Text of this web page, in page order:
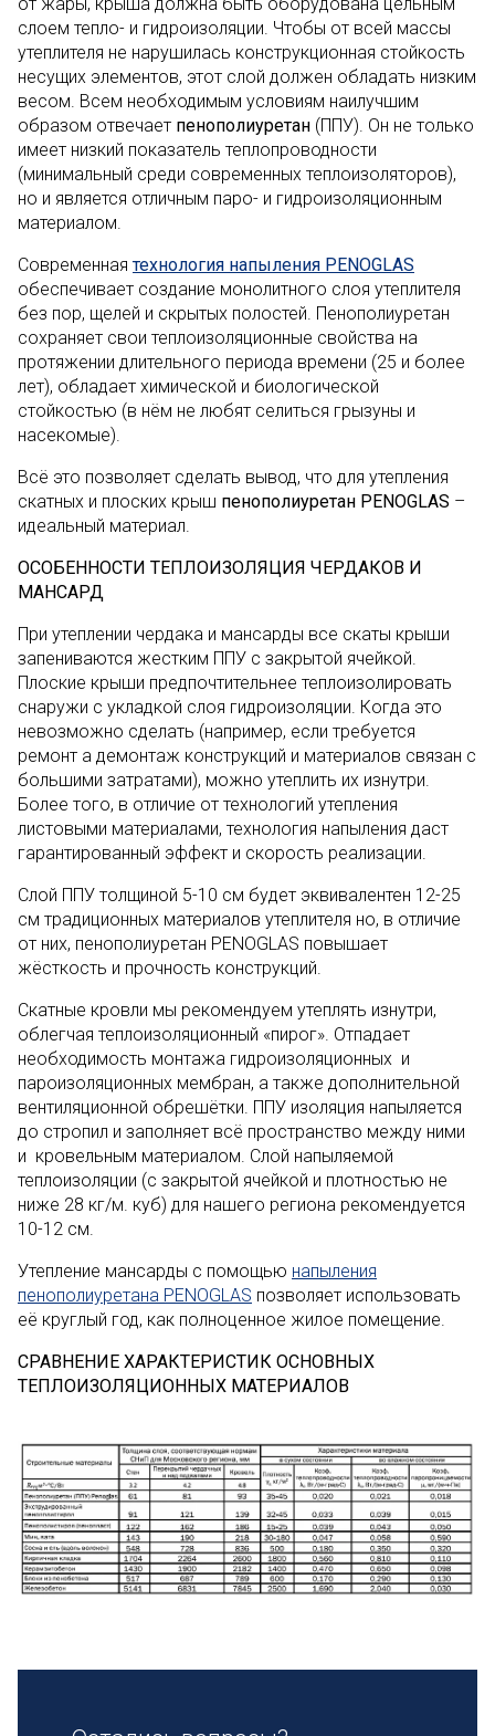
слоем тепло- и гидроизоляции. Чтобы от всей массы
утеплителя не нарушилась конструкционная стойкость
несущих элементов, этот слой должен обладать низким
весом. Всем необходимым условиям наилучшим
образом отвечает пенополиуретан (ППУ). Он не только
имеет низкий показатель теплопроводности
(минимальный среди современных теплоизоляторов),
но и является отличным паро- и гидроизоляционным
материалом.
Современнаятехнология напыления PENOGLAS
обеспечивает создание монолитного слоя утеплителя
без пор, щелей и скрытых полостей. Пенополиуретан
сохраняет свои теплоизоляционные свойства на
протяжении длительного периода времени (25 и более
лет), обладает химической и биологической
стойкостью (в нём не любят селиться грызуны и
насекомые).
Всё это позволяет сделать вывод, что для утепления
скатных и плоских крыш пенополиуретан PENOGLAS –
идеальный материал.
ОСОБЕННОСТИ ТЕПЛОИЗОЛЯЦИЯ ЧЕРДАКОВ И
МАНСАРД
При утеплении чердака и мансарды все скаты крыши
запениваются жестким ППУ с закрытой ячейкой.
Плоские крыши предпочтительнее теплоизолировать
снаружи с укладкой слоя гидроизоляции. Когда это
невозможно сделать (например, если требуется
ремонт а демонтаж конструкций и материалов связан с
большими затратами), можно утеплить их изнутри.
Более того, в отличие от технологий утепления
листовыми материалами, технология напыления даст
гарантированный эффект и скорость реализации.
Слой ППУ толщиной 5-10 см будет эквивалентен 12-25
см традиционных материалов утеплителя но, в отличие
от них, пенополиуретан PENOGLAS повышает
жёсткость и прочность конструкций.
Скатные кровли мы рекомендуем утеплять изнутри,
облегчая теплоизоляционный «пирог». Отпадает
необходимость монтажа гидроизоляционных и
пароизоляционных мембран, а также дополнительной
вентиляционной обрешётки. ППУ изоляция напыляется
до стропил и заполняет всё пространство между ними
и кровельным материалом. Слой напыляемой
теплоизоляции (с закрытой ячейкой и плотностью не
ниже 28 кг/м. куб) для нашего региона рекомендуется
10-12 см.
Утепление мансарды с помощью напыления
пенополиуретана PENOGLAS позволяет использовать
её круглый год, как полноценное жилое помещение.
СРАВНЕНИЕ ХАРАКТЕРИСТИК ОСНОВНЫХ
ТЕПЛОИЗОЛЯЦИОННЫХ МАТЕРИАЛОВ